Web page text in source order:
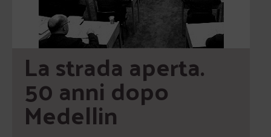
La strada aperta.
50 anni dopo
Medellin